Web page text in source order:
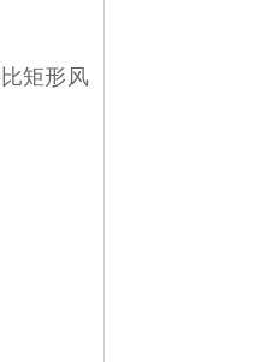
矩形风